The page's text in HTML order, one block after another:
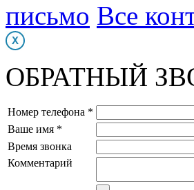
письмо Все
ОБРАТНЫЙ
Номер телефона *
Ваше имя *
Время звонка
Комментарий